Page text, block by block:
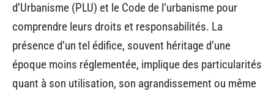
d’Urbanisme (PLU) et le Code de l’urbanisme pour
comprendre leurs droits et responsabilités. La
présence d’un tel édifice, souvent héritage d’une
époque moins réglementée, implique des particularités
quant à son utilisation, son agrandissement ou même